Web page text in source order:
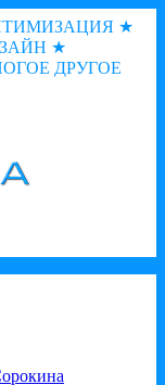
★
★
ДРУГОЕ